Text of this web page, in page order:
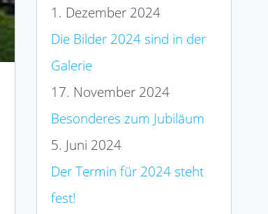
1. Dezember 2024
Die Bilder 2024 sind in der
Galerie
17. November 2024
Besonderes zum Jubiläum
5. Juni 2024
Der Termin für 2024 steht
fest!